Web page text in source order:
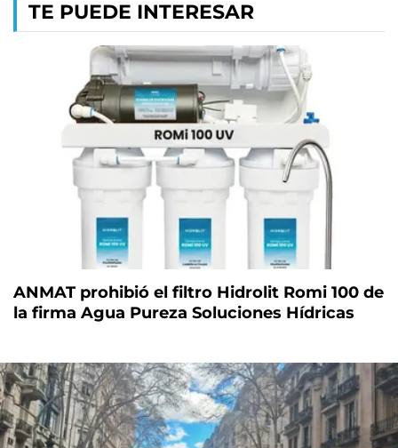
TE PUEDE INTERESAR
ANMAT prohibió el filtro Hidrolit Romi 100 de
la firma Agua Pureza Soluciones Hídricas